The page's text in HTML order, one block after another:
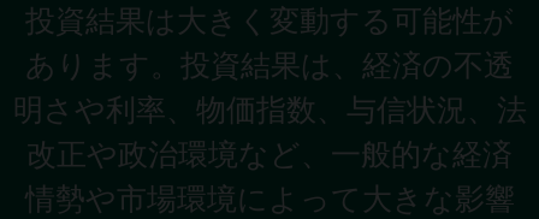
投資結果は大きく変動する可能性が
あります。投資結果は、経済の不透
明さや利率、物価指数、与信状況、法
改正や政治環境など、一般的な経済
情勢や市場環境によって大きな影響